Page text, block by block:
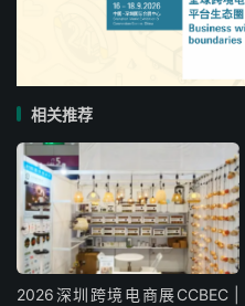
相关推荐
2026深圳跨境电商展CCBEC |